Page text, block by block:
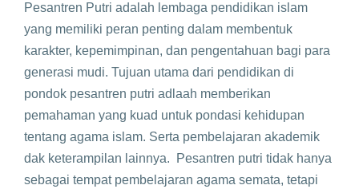
Pesantren Putri adalah lembaga pendidikan islam
yang memiliki peran penting dalam membentuk
karakter, kepemimpinan, dan pengentahuan bagi para
generasi mudi. Tujuan utama dari pendidikan di
pondok pesantren putri adlaah memberikan
pemahaman yang kuad untuk pondasi kehidupan
tentang agama islam. Serta pembelajaran akademik
dak keterampilan lainnya. Pesantren putri tidak hanya
sebagai tempat pembelajaran agama semata, tetapi